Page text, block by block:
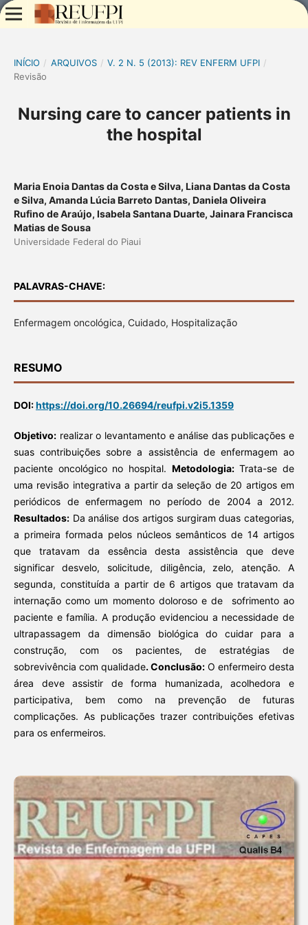
INÍCIO / ARQUIVOS / V. 2 N. 5 (2013): REV ENFERM UFPI /
Revisão
Nursing care to cancer patients in
the hospital
Maria Enoia Dantas da Costa e Silva, Liana Dantas da Costa
e Silva, Amanda Lúcia Barreto Dantas, Daniela Oliveira
Rufino de Araújo, Isabela Santana Duarte, Jainara Francisca
Matias de Sousa
Universidade Federal do Piaui
PALAVRAS-CHAVE:
Enfermagem oncológica, Cuidado, Hospitalização
RESUMO
DOI:https://doi.org/10.26694/reufpi.v2i5.1359
Objetivo:realizar o levantamento e análise das publicações e
suas contribuições sobre a assistência de enfermagem ao
paciente oncológico no hospital. Metodologia:Trata-se de
uma revisão integrativa a partir da seleção de 20 artigos em
periódicos de enfermagem no período de 2004 a 2012.
Resultados:Da análise dos artigos surgiram duas categorias,
a primeira formada pelos núcleos semânticos de 14 artigos
que tratavam da essência desta assistência que deve
significar desvelo, solicitude, diligência, zelo, atenção. A
segunda, constituída a partir de 6 artigos que tratavam da
internação como um momento doloroso e de sofrimento ao
paciente e família. A produção evidenciou a necessidade de
ultrapassagem da dimensão biológica do cuidar para a
construção, com os pacientes, de estratégias de
sobrevivência com qualidade. Conclusão: O enfermeiro desta
área deve assistir de forma humanizada, acolhedora e
participativa, bem como na prevenção de futuras
complicações. As publicações trazer contribuições efetivas
para os enfermeiros.